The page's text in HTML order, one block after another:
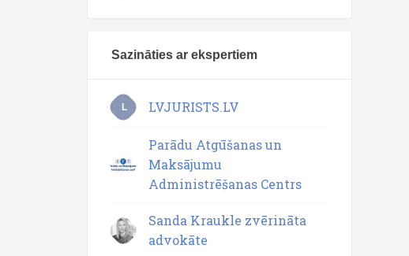
Sazināties ar ekspertiem
L LVJURISTS.LV
Parādu Atgūšanas un
Maksājumu
Administrēšanas Centrs
Sanda Kraukle zvērināta
advokāte